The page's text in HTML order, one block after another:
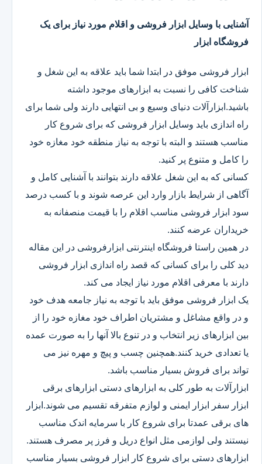
آشنایی با وسایل ابزار فروشی و اقلام مورد نیاز برای یک
فروشگاه ابزار
ابزار فروشی موفق در ابتدا شما باید علاقه به این شغل و
شناخت کافی را نسبت به ابزارهای موجود داشته
باشید.ابزارآلات دنیای وسیع و بی انتهایی دارند ولی شما برای
راه اندازی باید وسایل ابزار فروشی که برای شروع کار
مناسب هستند و البته با توجه به نیاز منطقه خود مغازه خود
را کامل و متنوع پر کنید.
کسانی که به این شغل علاقه دارند بتوانند با آشنایی کامل و
آگاهی از شرایط بازار وارد این عرصه شوند و با کسب درصد
سود ابزار فروشی مناسب اقلام را با قیمت منصفانه به
خریداران عرضه کنند.
در همین راستا فروشگاه اینترنتی ابزارفروشی در این مقاله
دید کلی را برای کسانی که قصد راه اندازی ابزار فروشی
دارند با معرفی اقلام مورد نیاز ایجاد می کند.
یک ابزار فروشی موفق باید با توجه به نیاز جامعه هدف خود
و در واقع مشاغل و مشتریان اطراف خود مغازه خود را از
بین ابزارهای زیر انتخاب و در تنوع بالا آنها را به صورت عمده
یا تعدادی خرید کنند.همچنین چسب و پیچ و مهره نیز می
تواند برای فروش بسیار مناسب باشد.
ابزارآلات به طور کلی به ابزارهای دستی ابزارهای برقی
ابزار سفر ابزار ایمنی و لوازم متفرقه تقسیم می شوند.ابزار
های برقی عمدتا برای شروع کار با سرمایه اندک مناسب
نیستند ولی لوازمی مثل انواع دریل و فرز پر مصرف هستند.
ابزارهای دستی برای شروع کار ابزار فروشی بسیار مناسب